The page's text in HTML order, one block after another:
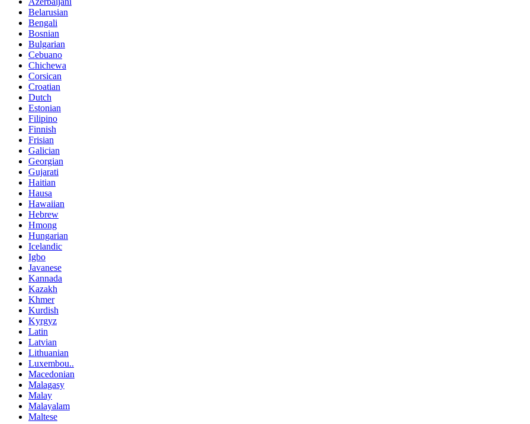
Belarusian
Bengali
Bosnian
Bulgarian
Cebuano
Chichewa
Corsican
Croatian
Dutch
Estonian
Filipino
Finnish
Frisian
Galician
Georgian
Gujarati
Haitian
Hausa
Hawaiian
Hebrew
Hmong
Hungarian
Icelandic
Igbo
Javanese
Kannada
Kazakh
Khmer
Kurdish
Kyrgyz
Latin
Latvian
Lithuanian
Luxembou..
Macedonian
Malagasy
Malay
Malayalam
Maltese